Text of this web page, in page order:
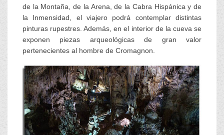
de la Montaña, de la Arena, de la Cabra Hispánica y de
la Inmensidad, el viajero podrá contemplar distintas
pinturas rupestres. Además, en el interior de la cueva se
exponen piezas arqueológicas de gran valor
pertenecientes al hombre de Cromagnon.